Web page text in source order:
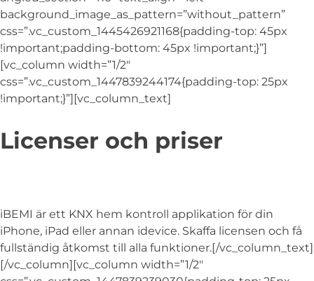
background_image_as_pattern=”without_pattern”
css=”.vc_custom_1445426921168{padding-top: 45px
!important;padding-bottom: 45px !important;}”]
[vc_column width=”1/2″
css=”.vc_custom_1447839244174{padding-top: 25px
!important;}”][vc_column_text]
Licenser och priser
iBEMI är ett KNX hem kontroll applikation för din
iPhone, iPad eller annan idevice. Skaffa licensen och få
fullständig åtkomst till alla funktioner.[/vc_column_text]
[/vc_column][vc_column width=”1/2″